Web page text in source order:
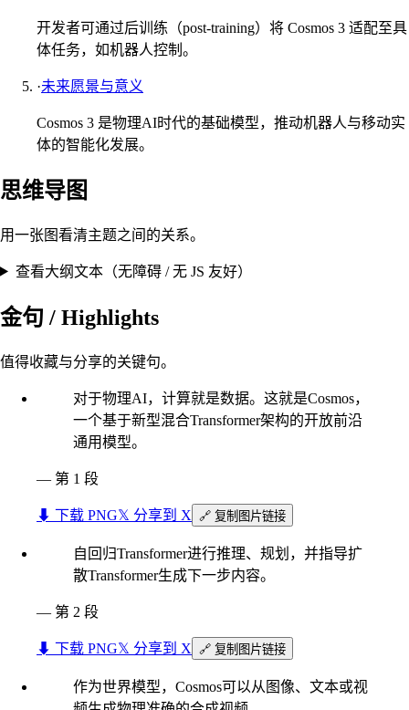
开发者可通过后训练（post-training）将 Cosmos 3 适配至具
体任务，如机器人控制。
·未来愿景与意义
Cosmos 3 是物理AI时代的基础模型，推动机器人与移动实
体的智能化发展。
思维导图
用一张图看清主题之间的关系。
查看大纲文本（无障碍 / 无 JS 友好）
金句 / Highlights
值得收藏与分享的关键句。
对于物理AI，计算就是数据。这就是Cosmos，
一个基于新型混合Transformer架构的开放前沿
通用模型。
— 第 1 段
⬇︎ 下载 PNG𝕏 分享到 X 🔗 复制图片链接
自回归Transformer进行推理、规划，并指导扩
散Transformer生成下一步内容。
— 第 2 段
⬇︎ 下载 PNG𝕏 分享到 X 🔗 复制图片链接
作为世界模型，Cosmos可以从图像、文本或视